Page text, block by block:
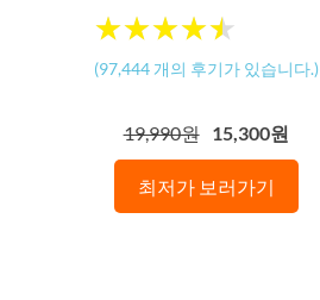
★★★★★
★★★★★
(97,444개의 후기가 있습니다.)
19,990원 15,300원
최저가 보러가기